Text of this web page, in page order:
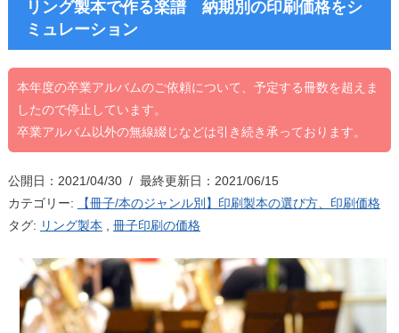
リング製本で作る楽譜 納期別の印刷価格をシ
ミュレーション
本年度の卒業アルバムのご依頼について、予定する冊数を超えま
したので停止しています。
卒業アルバム以外の無線綴じなどは引き続き承っております。
公開日：2021/04/30 / 最終更新日：2021/06/15
カテゴリー:
【冊子/本のジャンル別】印刷製本の選び方、印刷価格
タグ: リング製本 冊子印刷の価格